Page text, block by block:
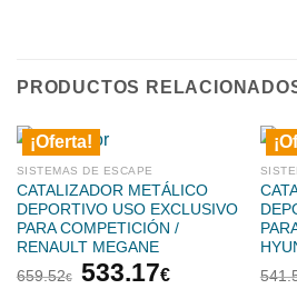
PRODUCTOS
¡Oferta!
SISTEMAS DE ESCAPE
CATALIZADOR METÁLICO
DEPORTIVO USO EXCLUSIVO
PARA COMPETICIÓN /
RENAULT MEGANE
659.52€
El
533.17€El